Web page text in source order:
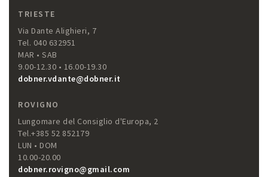
TRIESTE
Via Dante Alighieri, 7
Tel. 040 632951
MAR • SAB
9.00-12.30 • 16.00-19.30
dobner.vdante@dobner.it
ROVIGNO
Lungomare del Consiglio d'Europa, 2
Tel.+385 52 852179
LUN • DOM
10.00-20.00
dobner.rovigno@gmail.com